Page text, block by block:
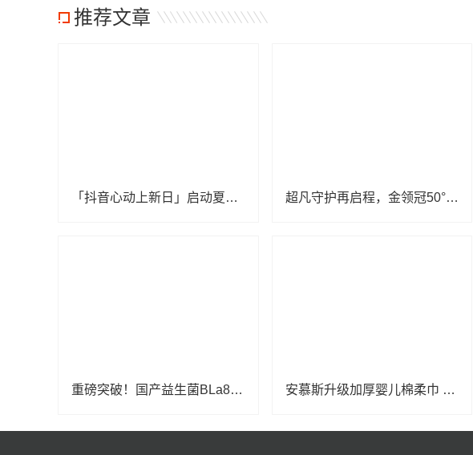
推荐文章
「抖音心动上新日」启动夏日特别企划，打开“上新即爆”新路径 超凡守护再启程，金领冠50°超凡守护公益行动走进贵州省镇宁县
重磅突破！国产益生菌BLa80首登婴幼儿食品“国家队”名单，开启健康新纪元 安慕斯升级加厚婴儿棉柔巾 120片×2包